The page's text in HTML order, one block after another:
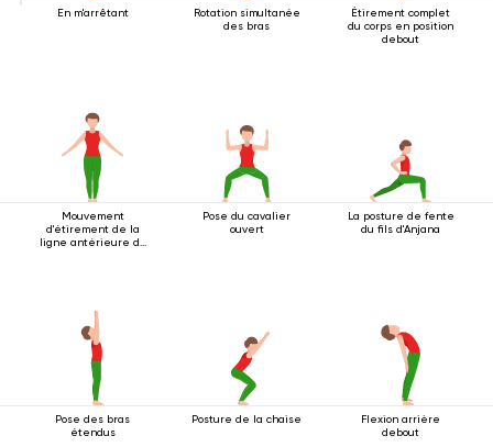
En m'arrêtant
Rotation simultanée
des bras
Étirement complet
du corps en position
debout
Mouvement
d'étirement de la
ligne antérieure du
Pose du cavalier
ouvert
La posture de fente
du fils d'Anjana
Pose des bras
étendus
Posture de la chaise
Flexion arrière
debout